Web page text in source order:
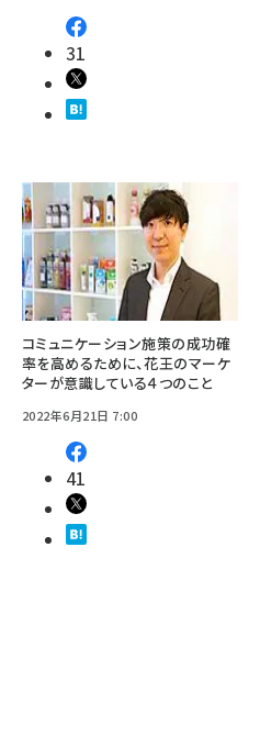
31
コミュニケーション施策の成功確
率を高めるために、花王のマーケ
ターが意識している４つのこと
2022年6月21日 7:00
41